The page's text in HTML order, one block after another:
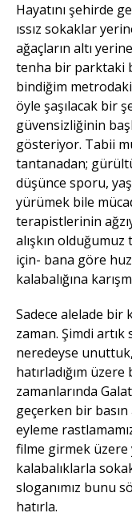
Hayatını şehirde
ıssız sokaklar
ağaçların altı
tenha bir parktaki
bindiğim
öyle şaşılacak bir
güvensizliğinin
gösteriyor. Tabii
tantanadan;
düşünce sporu,
yürümek bile
terapistlerinin
alışkın olduğumuz
için- bana göre
kalabalığına
Sadece alelade bir
zaman. Şimdi
neredeyse
hatırladığım
zamanlarında
geçerken bir basın
eyleme
filme girmek üzere
kalabalıklarla
sloganımız bunu
hatırla.